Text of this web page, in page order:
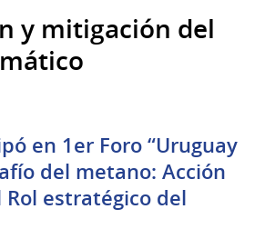
y mitigación del
en 1er Foro “Uruguay
del metano: Acción
estratégico del